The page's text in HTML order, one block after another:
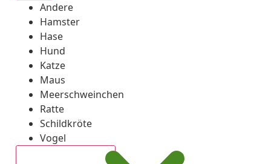
Andere
Hamster
Hase
Hund
Katze
Maus
Meerschweinchen
Ratte
Schildkröte
Vogel